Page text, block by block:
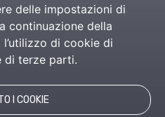
delle impostazioni di
continuazione della
di cookie di
di terze parti.
I COOKIE
Summit i
della survey
del personale di
Il confronto con ...